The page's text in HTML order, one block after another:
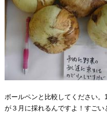
ボールペンと比較してください
が３月に採れるんですよ！すごい